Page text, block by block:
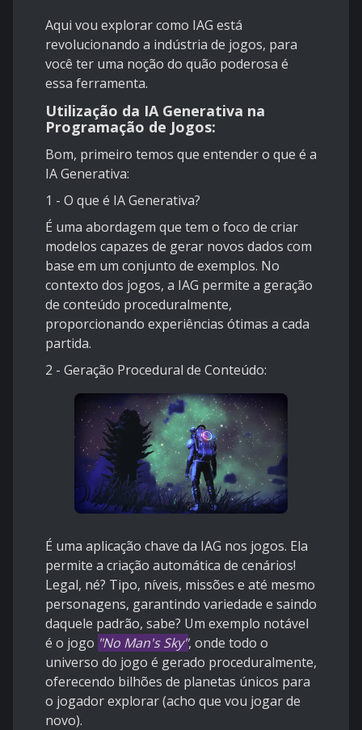
Aqui vou explorar como IAG está
revolucionando a indústria de jogos, para
você ter uma noção do quão poderosa é
essa ferramenta.
Utilização da IA Generativa na
Programação de Jogos:
Bom, primeiro temos que entender o que é a
IA Generativa:
1 - O que é IA Generativa?
É uma abordagem que tem o foco de criar
modelos capazes de gerar novos dados com
base em um conjunto de exemplos. No
contexto dos jogos, a IAG permite a geração
de conteúdo proceduralmente,
proporcionando experiências ótimas a cada
partida.
2 - Geração Procedural de Conteúdo:
É uma aplicação chave da IAG nos jogos. Ela
permite a criação automática de cenários!
Legal, né? Tipo, níveis, missões e até mesmo
personagens, garantindo variedade e saindo
daquele padrão, sabe? Um exemplo notável
é o jogo "No Man's Sky", onde todo o
universo do jogo é gerado proceduralmente,
oferecendo bilhões de planetas únicos para
o jogador explorar (acho que vou jogar de
novo).